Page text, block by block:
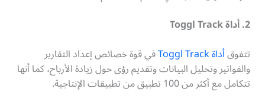
2. أداة Toggl Track
تتفوقأداة Toggl Track في قوة خصائص إعداد التقارير
والفواتير وتحليل البيانات وتقديم رؤى حول زيادة الأرباح، كما أنها
تتكامل مع أكثر من 100 تطبيق من تطبيقات الإنتاجية.